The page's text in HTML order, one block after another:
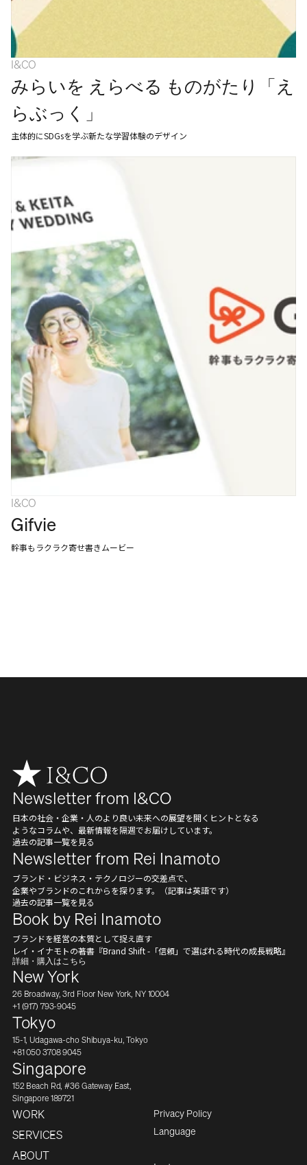
I&CO
みらいを えらべる ものがたり「え
らぶっく」
主体的にSDGsを学ぶ新たな学習体験のデザイン
I&CO
Gifvie
幹事もラクラク寄せ書きムービー
Newsletter from I&CO
日本の社会・企業・人のより良い未来への展望を開くヒントとなる
ようなコラムや、最新情報を隔週でお届けしています。
過去の記事一覧を見る
Newsletter from Rei Inamoto
ブランド・ビジネス・テクノロジーの交差点で、
企業やブランドのこれからを探ります。（記事は英語です）
過去の記事一覧を見る
Book by Rei Inamoto
ブランドを経営の本質として捉え直す
レイ・イナモトの著書『Brand Shift -「信頼」で選ばれる時代の成長戦略』
詳細・購入はこちら
New York
26 Broadway, 3rd Floor New York, NY 10004
+1 (917) 793-9045
Tokyo
15-1, Udagawa-cho Shibuya-ku, Tokyo
+81 050 3708 9045
Singapore
152 Beach Rd, #36 Gateway East,
Singapore 189721
WORK
SERVICES
ABOUT
Privacy Policy
Language
Japanese